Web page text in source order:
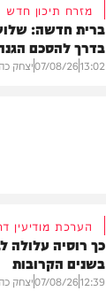
מזרח תיכון חדש
ברית חדשה:
בדרך להסכם
13:02
07/08/26יצחק
הערכת מודיעין
כך רוסיה עלולה
בשנים הקרובות
12:39
07/08/26יצחק